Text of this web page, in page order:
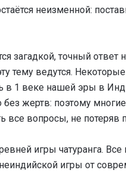
неизменной:
загадкой, точный ответ
тему ведутся.
в 1 веке нашей эры в
жертв: поэтому
все вопросы, не потеряв
игры чатуранга. Все
игры от